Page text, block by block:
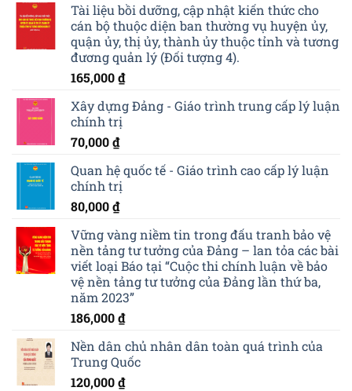
Tài liệu bồi dưỡng, cập nhật kiến thức cho
cán bộ thuộc diện ban thường vụ huyện ủy,
quận ủy, thị ủy, thành ủy thuộc tỉnh và tương
đương quản lý (Đối tượng 4).
165,000₫
Xây dựng Đảng - Giáo trình trung cấp lý luận
chính trị
70,000₫
Quan hệ quốc tế - Giáo trình cao cấp lý luận
chính trị
80,000₫
Vững vàng niềm tin trong đấu tranh bảo vệ
nền tảng tư tưởng của Đảng – lan tỏa các bài
viết loại Báo tại “Cuộc thi chính luận về bảo
vệ nền tảng tư tưởng của Đảng lần thứ ba,
năm 2023”
186,000₫
Nền dân chủ nhân dân toàn quá trình của
Trung Quốc
120,000₫